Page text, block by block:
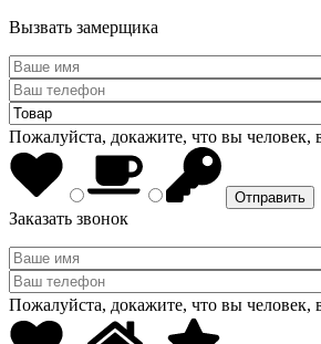
Вызвать замерщика
Пожалуйста, докажите, что вы человек,
Заказать звонок
Пожалуйста, докажите, что вы человек,